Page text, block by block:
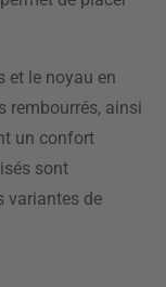
et le noyau en
rembourrés, ainsi
un confort
sont
variantes de